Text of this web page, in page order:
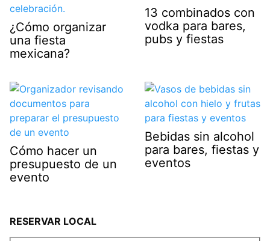
¿Cómo organizar
una fiesta
mexicana?
13 combinados con
vodka para bares,
pubs y fiestas
Cómo hacer un
presupuesto de un
evento
Bebidas sin alcohol
para bares, fiestas y
eventos
RESERVAR LOCAL